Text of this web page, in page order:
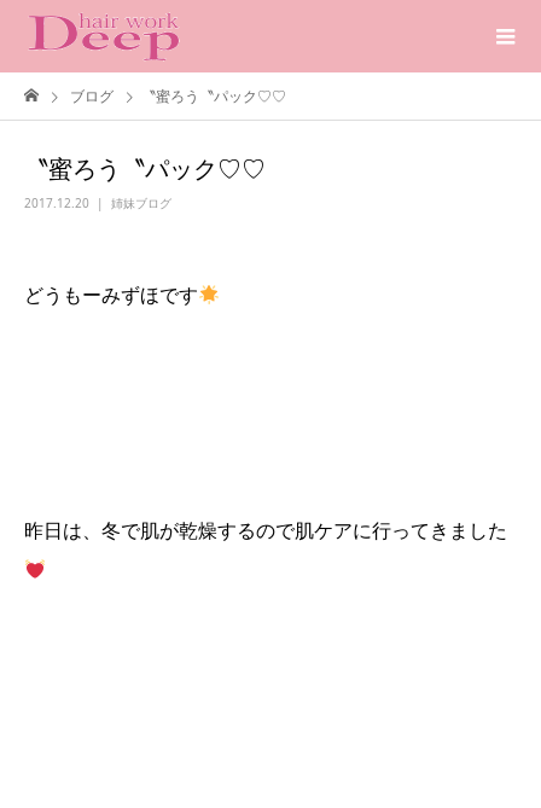
ブログ 〝蜜ろう〝パック♡♡
〝蜜ろう〝パック♡♡
2017.12.20 姉妹ブログ
どうもーみずほです
昨日は、冬で肌が乾燥するので肌ケアに行ってきました